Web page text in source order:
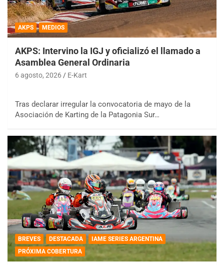
AKPS MEDIOS
AKPS: Intervino la IGJ y oficializó el llamado a
Asamblea General Ordinaria
6 agosto, 2026 E-Kart
Tras declarar irregular la convocatoria de mayo de la
Asociación de Karting de la Patagonia Sur…
BREVES DESTACADA
IAME SERIES ARGENTINA
PRÓXIMA COBERTURA